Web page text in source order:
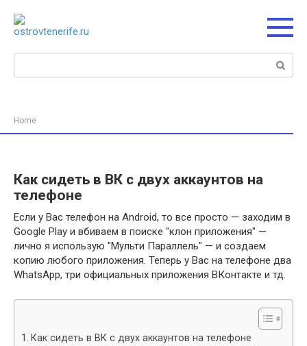
контенту
Поиск:
Home
Как сидеть в ВК с двух аккаунтов на
телефоне
Если у Вас телефон на Android, то все просто — заходим в
Google Play и вбиваем в поиске "клон приложения" —
лично я использую "Мульти Параллель" — и создаем
копию любого приложения. Теперь у Вас на телефоне два
WhatsApp, три официальных приложения ВКонтакте и тд.
Как сидеть в ВК с двух аккаунтов на телефоне